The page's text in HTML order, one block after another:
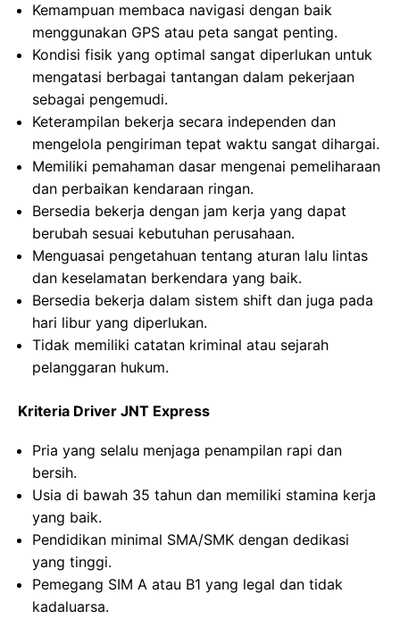
Kemampuan membaca navigasi dengan baik
menggunakan GPS atau peta sangat penting.
Kondisi fisik yang optimal sangat diperlukan untuk
mengatasi berbagai tantangan dalam pekerjaan
sebagai pengemudi.
Keterampilan bekerja secara independen dan
mengelola pengiriman tepat waktu sangat dihargai.
Memiliki pemahaman dasar mengenai pemeliharaan
dan perbaikan kendaraan ringan.
Bersedia bekerja dengan jam kerja yang dapat
berubah sesuai kebutuhan perusahaan.
Menguasai pengetahuan tentang aturan lalu lintas
dan keselamatan berkendara yang baik.
Bersedia bekerja dalam sistem shift dan juga pada
hari libur yang diperlukan.
Tidak memiliki catatan kriminal atau sejarah
pelanggaran hukum.
Kriteria Driver JNT Express
Pria yang selalu menjaga penampilan rapi dan
bersih.
Usia di bawah 35 tahun dan memiliki stamina kerja
yang baik.
Pendidikan minimal SMA/SMK dengan dedikasi
yang tinggi.
Pemegang SIM A atau B1 yang legal dan tidak
kadaluarsa.